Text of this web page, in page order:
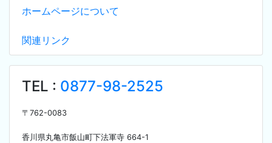
ホームページについて
関連リンク
TEL : 0877-98-2525
〒 762-0083
香川県丸亀市飯山町下法軍寺 664-1